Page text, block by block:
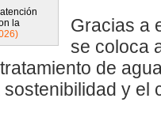
la
Gracias a
se coloca
de
y el